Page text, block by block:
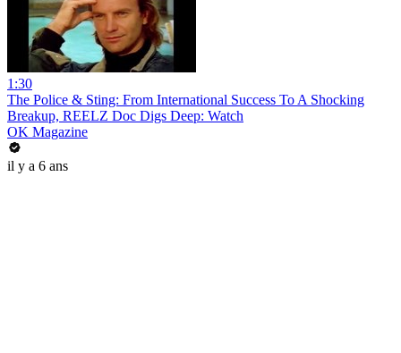
1:30
The Police & Sting: From International Success To A Shocking
Breakup, REELZ Doc Digs Deep: Watch
OK Magazine
il y a 6 ans